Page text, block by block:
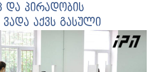
და პირადობის
ვადა აქვს გასული